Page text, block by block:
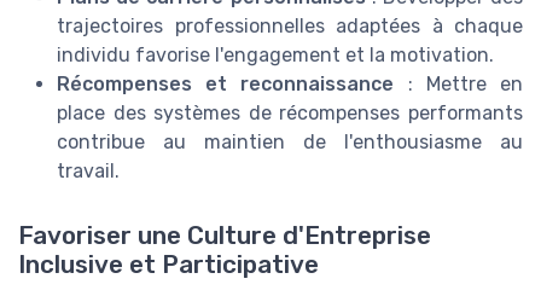
trajectoires professionnelles adaptées à chaque
individu favorise l'engagement et la motivation.
Récompenses et reconnaissance : Mettre en
place des systèmes de récompenses performants
contribue au maintien de l'enthousiasme au
travail.
Favoriser une Culture d'Entreprise
Inclusive et Participative